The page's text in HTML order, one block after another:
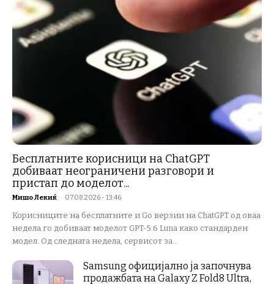
Бесплатните корисници на ChatGPT
добиваат неограничени разговори и
пристап до моделот...
Мишо Лекиќ - 07.08.2026 - 13:46
Корисниците на бесплатните и Go верзии на ChatGPT од оваа
недела го добиваат моделот GPT-5.6 Luna како стандарден
модел. Од следната недела, сервисот за...
Samsung официјално ја започнува
продажбата на Galaxy Z Fold8 Ultra,